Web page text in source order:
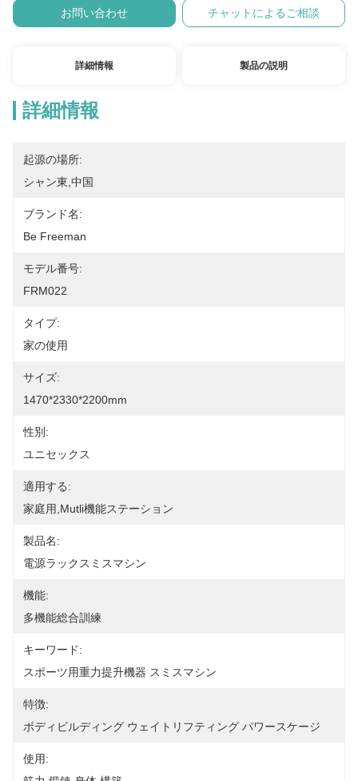
お問い合わせ チャットによるご相談
詳細情報 製品の説明
詳細情報
起源の場所:
シャン東,中国
ブランド名:
Be Freeman
モデル番号:
FRM022
タイプ:
家の使用
サイズ:
1470*2330*2200mm
性別:
ユニセックス
適用する:
家庭用,Mutli機能ステーション
製品名:
電源ラックスミスマシン
機能:
多機能総合訓練
キーワード:
スポーツ用重力提升機器 スミスマシン
特徴:
ボディビルディング ウェイトリフティング パワースケージ
使用: